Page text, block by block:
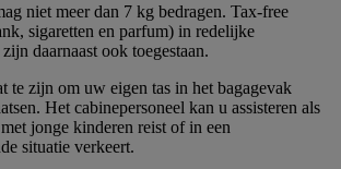
niet meer dan 7 kg bedragen. Tax-free
sigaretten en parfum) in redelijke
daarnaast ook toegestaan.
te zijn om uw eigen tas in het bagagevak
Het cabinepersoneel kan u assisteren als
jonge kinderen reist of in een
situatie verkeert.